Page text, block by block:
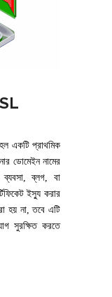
একটি প্রাথমিক
ডোমেইন নামের
ব্যবসা, ব্লগ, বা
ইস্যু করার
হয় না, তবে এটি
সুরক্ষিত করতে